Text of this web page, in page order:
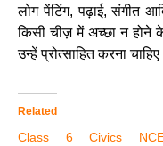
लोग पेंटिंग, पढ़ाई, संगीत
किसी चीज़ में अच्छा न होने
उन्हें प्रोत्साहित करना
Related
Class 6 Civics